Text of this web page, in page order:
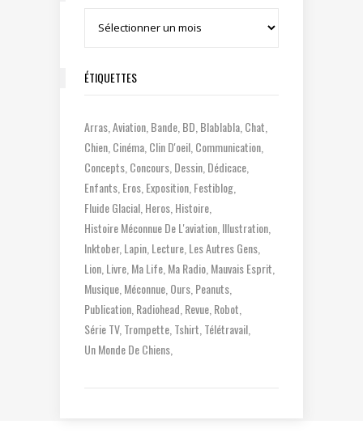
Archives
ÉTIQUETTES
Arras Aviation Bande BD Blablabla Chat
Chien Cinéma Clin D'oeil Communication
Concepts Concours Dessin Dédicace
Enfants Eros Exposition Festiblog
Fluide Glacial Heros Histoire
Histoire Méconnue De L'aviation Illustration
Inktober Lapin Lecture Les Autres Gens
Lion Livre Ma Life Ma Radio Mauvais Esprit
Musique Méconnue Ours Peanuts
Publication Radiohead Revue Robot
Série TV Trompette Tshirt Télétravail
Un Monde De Chiens